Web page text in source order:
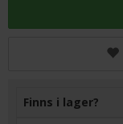
Finns i lager?